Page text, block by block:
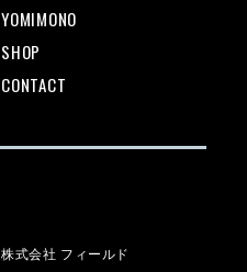
YOMIMONO
SHOP
CONTACT
株式会社 フィールド